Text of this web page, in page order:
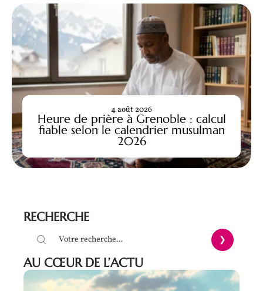
Heure de prière à Grenoble : calcul
fiable selon le calendrier musulman
2026
4 août 2026
RECHERCHE
AU CŒUR DE L’ACTU